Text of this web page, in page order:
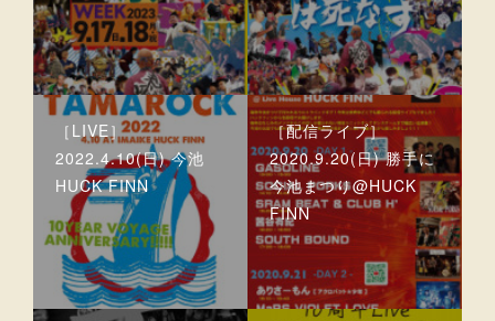
［LIVE］
2022.4.10(日) 今池
HUCK FINN
［配信ライブ］
2020.9.20(日) 勝手に
今池まつり@HUCK
FINN